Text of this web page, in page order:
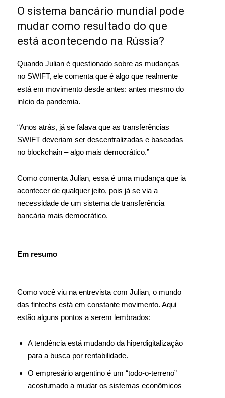
O sistema bancário mundial pode
mudar como resultado do que
está acontecendo na Rússia?
Quando Julian é questionado sobre as mudanças
no SWIFT, ele comenta que é algo que realmente
está em movimento desde antes: antes mesmo do
início da pandemia.
“Anos atrás, já se falava que as transferências
SWIFT deveriam ser descentralizadas e baseadas
no blockchain – algo mais democrático.”
Como comenta Julian, essa é uma mudança que ia
acontecer de qualquer jeito, pois já se via a
necessidade de um sistema de transferência
bancária mais democrático.
Em resumo
Como você viu na entrevista com Julian, o mundo
das fintechs está em constante movimento. Aqui
estão alguns pontos a serem lembrados:
A tendência está mudando da hiperdigitalização
para a busca por rentabilidade.
O empresário argentino é um “todo-o-terreno”
acostumado a mudar os sistemas econômicos